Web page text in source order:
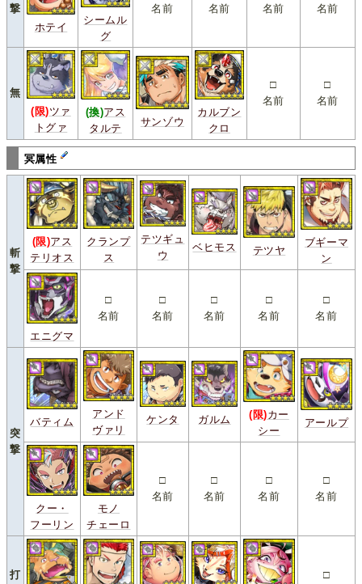
撃
ホテイ
シームル
グ
名前 名前 名前 名前
無
(限)ツァ
トグァ
(換)アス
タルテ
サンゾウ
カルブン
クロ
□
名前
□
名前
冥属性
斬
撃
(限)アス
テリオス
クランプ
ス
テツギュ
ウ
ベヒモス テツヤ
ブギーマ
ン
エニグマ
□
名前
□
名前
□
名前
□
名前
□
名前
突
撃
バティム
アンド
ヴァリ
ケンタ ガルム (限)カー
シー
アールプ
クー・
フーリン
モノ
チェーロ
□
名前
□
名前
□
名前
□
名前
打
□